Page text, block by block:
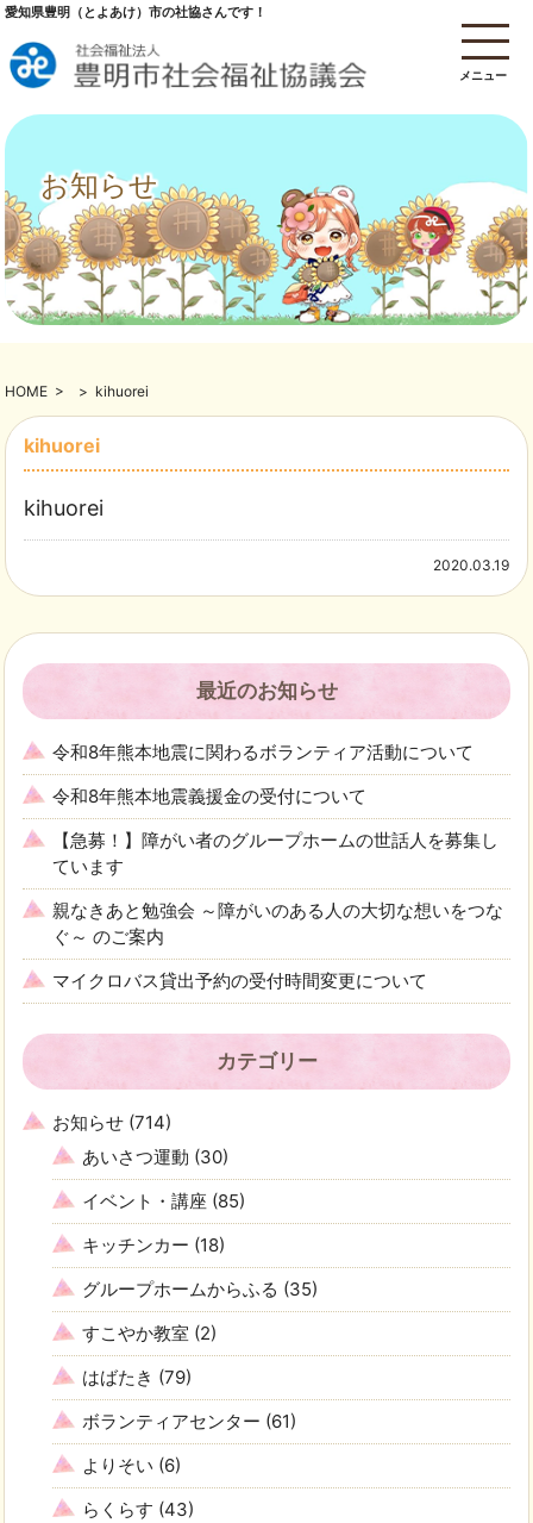
メニュー
愛知県豊明（とよあけ）市の社協さんです！
お知らせ
HOME > > kihuorei
kihuorei
kihuorei
2020.03.19
最近のお知らせ
令和8年熊本地震に関わるボランティア活動について
令和8年熊本地震義援金の受付について
【急募！】障がい者のグループホームの世話人を募集し
ています
親なきあと勉強会 ～障がいのある人の大切な想いをつな
ぐ～ のご案内
マイクロバス貸出予約の受付時間変更について
カテゴリー
お知らせ (714)
あいさつ運動 (30)
イベント・講座 (85)
キッチンカー (18)
グループホームからふる (35)
すこやか教室 (2)
はばたき (79)
ボランティアセンター (61)
よりそい (6)
らくらす (43)